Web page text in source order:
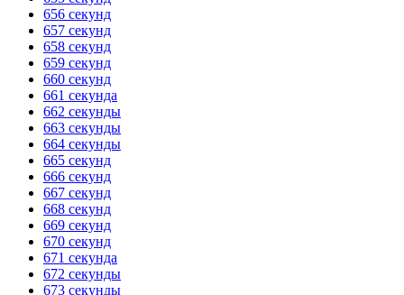
656 секунд
657 секунд
658 секунд
659 секунд
660 секунд
661 секунда
662 секунды
663 секунды
664 секунды
665 секунд
666 секунд
667 секунд
668 секунд
669 секунд
670 секунд
671 секунда
672 секунды
673 секунды